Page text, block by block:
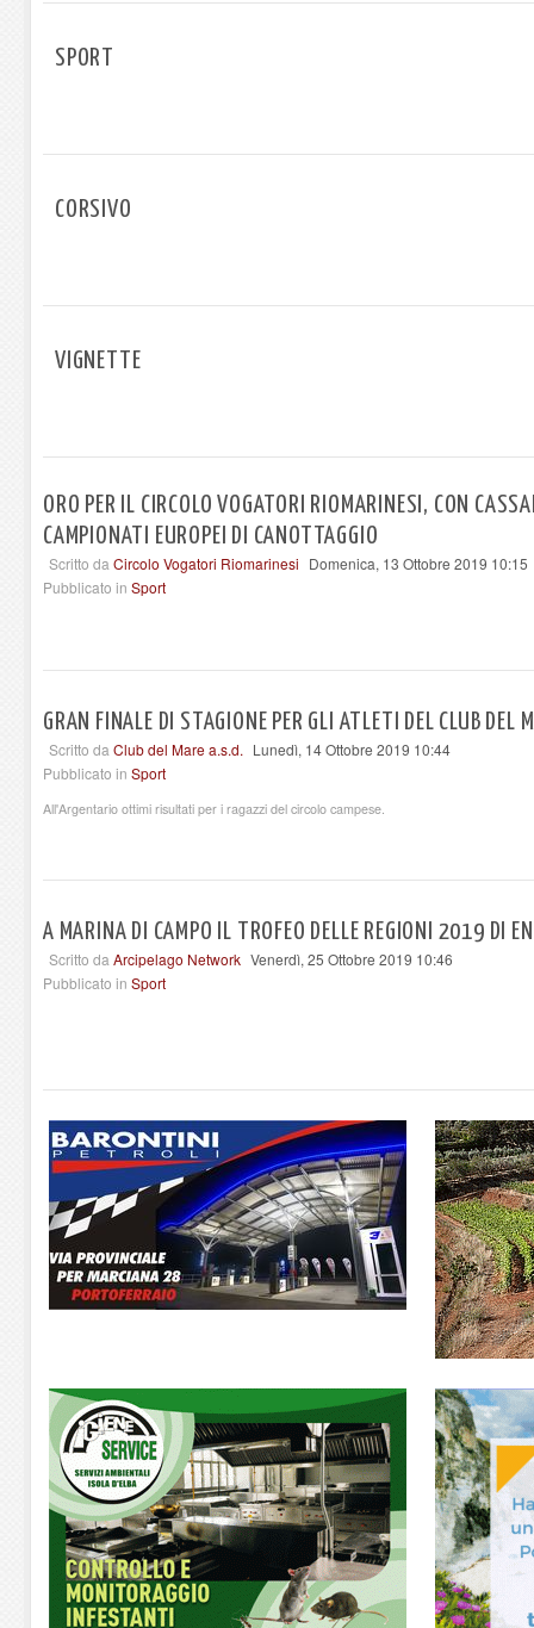
SPORT
CORSIVO
VIGNETTE
ORO PER IL CIRCOLO VOGATORI RIOMARINESI, CON
CAMPIONATI EUROPEI DI CANOTTAGGIO
Scritto da Circolo Vogatori Riomarinesi Domenica, 13 Ottobre 2019 10:15
Pubblicato in Sport
GRAN FINALE DI STAGIONE PER GLI ATLETI DEL CLUB DEL
Scritto da Club del Mare a.s.d. Lunedì, 14 Ottobre 2019 10:44
Pubblicato in Sport
All'Argentario ottimi risultati per i ragazzi del circolo campese.
A MARINA DI CAMPO IL TROFEO DELLE REGIONI 2019 DI
Scritto da Arcipelago Network Venerdì, 25 Ottobre 2019 10:46
Pubblicato in Sport